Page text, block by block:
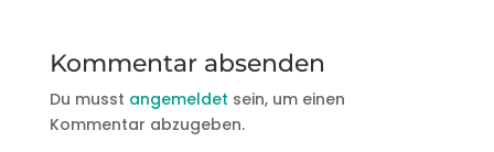
Kommentar absenden
Du musst angemeldet sein, um einen
Kommentar abzugeben.